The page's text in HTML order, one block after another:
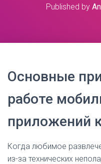
Published by
Основные
работе
приложений
Когда любимое
из-за технических